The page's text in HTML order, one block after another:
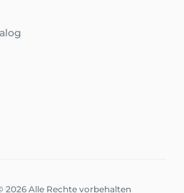
2026 Alle Rechte vorbehalten